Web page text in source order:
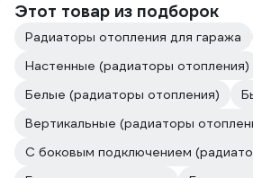
Этот товар из подборок
Радиаторы отопления для гаража
Настенные (радиаторы отопления)
Белые (радиаторы отопления)
Вертикальные (радиаторы
С боковым подключением